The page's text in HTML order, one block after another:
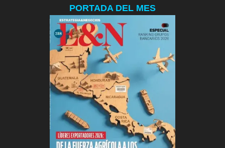
PORTADA DEL MES